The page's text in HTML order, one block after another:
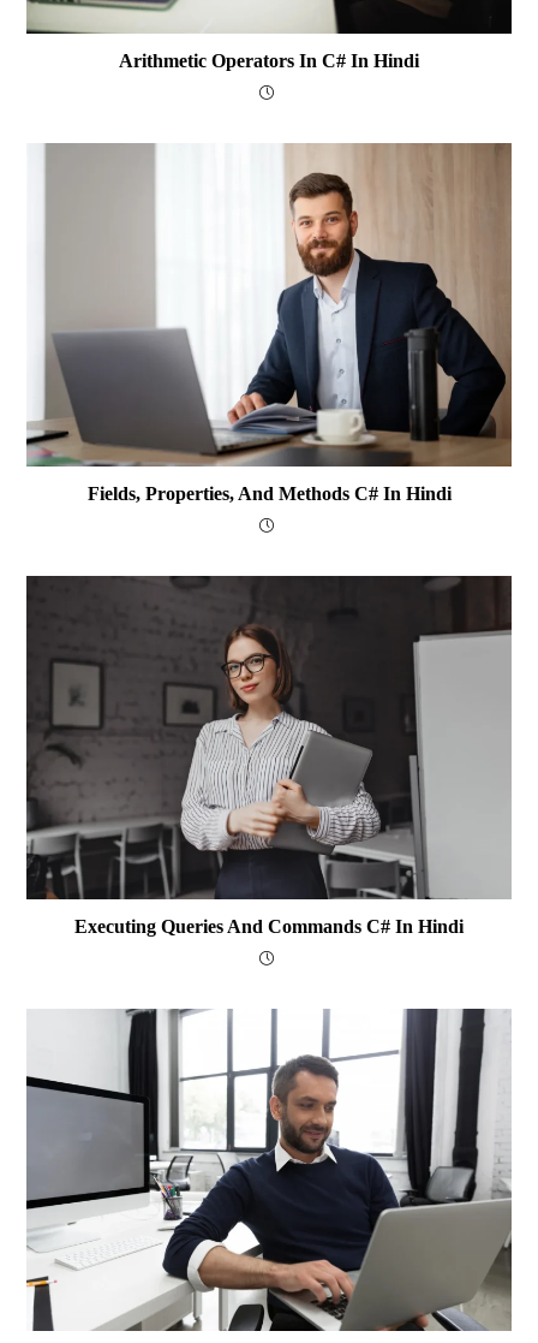
Arithmetic Operators In C# In Hindi
Fields, Properties, And Methods C# In Hindi
Executing Queries And Commands C# In Hindi